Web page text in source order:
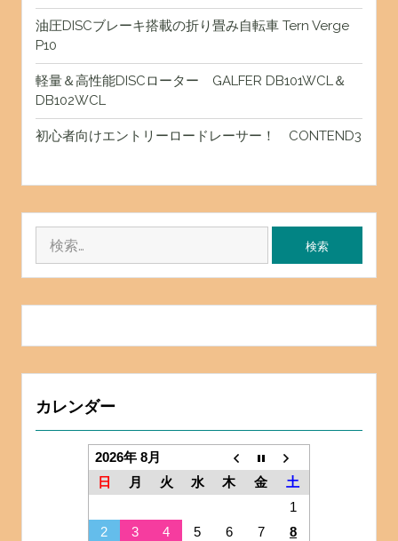
油圧DISCブレーキ搭載の折り畳み自転車 Tern Verge
P10
軽量＆高性能DISCローター GALFER DB101WCL＆
DB102WCL
初心者向けエントリーロードレーサー！ CONTEND3
カレンダー
2026年 8月
日
月 火 水 木 金
土
1
2
3 4 5 6 7
8